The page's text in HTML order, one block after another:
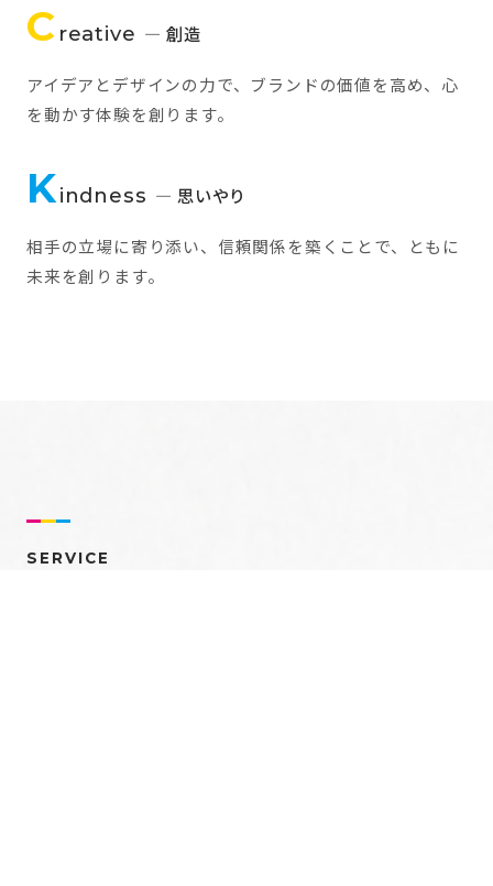
C reative — 創造
アイデアとデザインの力で、ブランドの価値を高め、心
を動かす体験を創ります。
Kindness — 思いやり
相手の立場に寄り添い、信頼関係を築くことで、ともに
未来を創ります。
SERVICE